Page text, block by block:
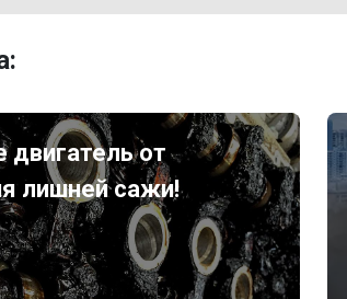
двигатель от
лишней сажи!